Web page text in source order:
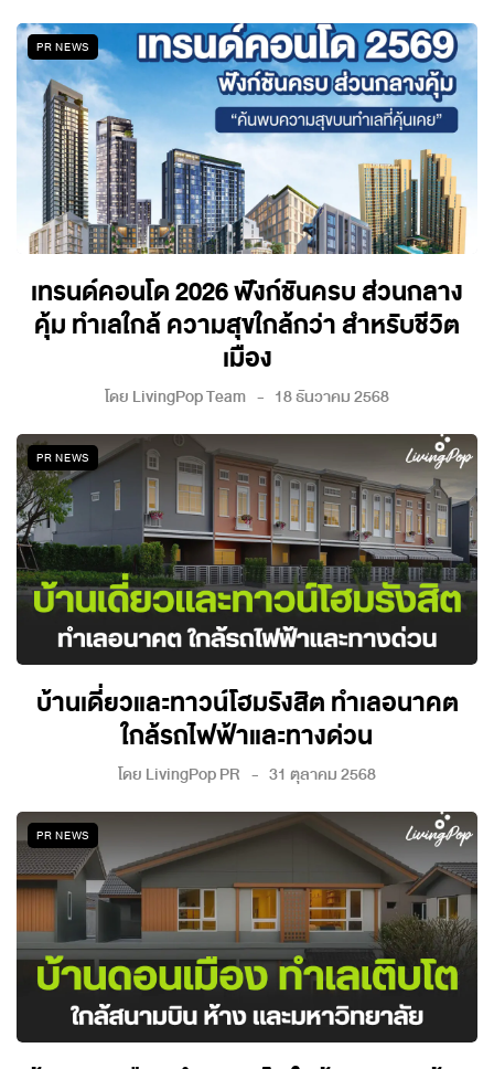
PR NEWS
เทรนด์คอนโด 2026 ฟังก์ชันครบ ส่วนกลาง
คุ้ม ทำเลใกล้ ความสุขใกล้กว่า สำหรับชีวิต
เมือง
โดย LivingPop Team 18 ธันวาคม 2568
PR NEWS
บ้านเดี่ยวและทาวน์โฮมรังสิต ทำเลอนาคต
ใกล้รถไฟฟ้าและทางด่วน
โดย LivingPop PR 31 ตุลาคม 2568
PR NEWS